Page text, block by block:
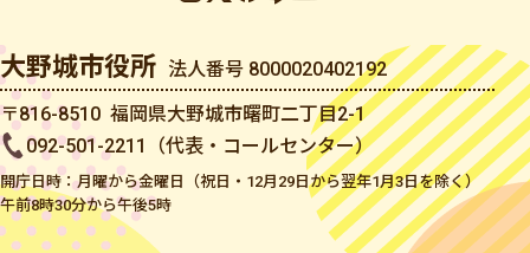
大野城市役所 法人番号 8000020402192
〒816-8510 福岡県大野城市曙町二丁目2-1
092-501-2211（代表・コールセンター）
開庁日時：月曜から金曜日（祝日・12月29日から翌年1月3日を除く）
午前8時30分から午後5時